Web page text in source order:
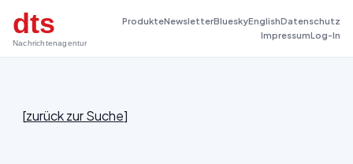
dts
Nachrichtenagentur
ProdukteNewsletterBlueskyEnglishDatenschutz
ImpressumLog-In
[zurück zur Suche]